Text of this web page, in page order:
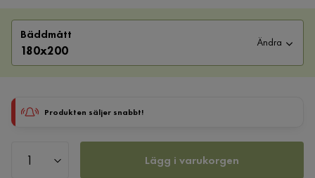
Bäddmått
180x200
Ändra
Produkten säljer snabbt!
Lägg i varukorgen